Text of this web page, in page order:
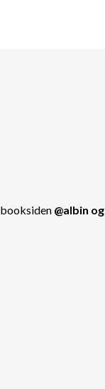
@albin og